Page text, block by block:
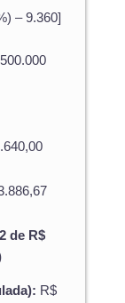
– 9.360]
de R$
R$